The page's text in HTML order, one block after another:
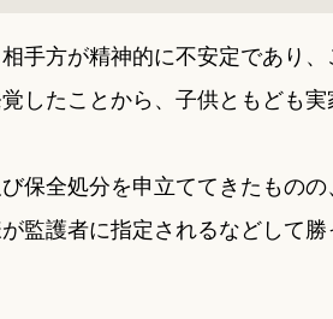
手方が精神的に不安定であり
したことから、子供ともども
保全処分を申立ててきたもの
護者に指定されるなどして勝